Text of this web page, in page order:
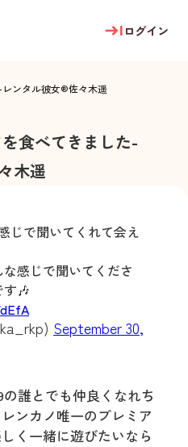
ログイン
レンタル彼女®佐々木遥
食べてきました-
木遥
じで聞いてくれて会え
感じで聞いてくださ
す🎶
September 30,
の誰とでも仲良くなれち
ンカノ唯一のプレミア
く一緒に遊びたいなら